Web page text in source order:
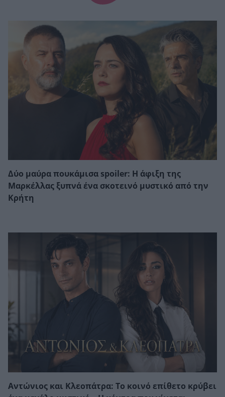
Δύο μαύρα πουκάμισα spoiler: Η άφιξη της
Μαρκέλλας ξυπνά ένα σκοτεινό μυστικό από την
Κρήτη
Αντώνιος και Κλεοπάτρα: Το κοινό επίθετο κρύβει